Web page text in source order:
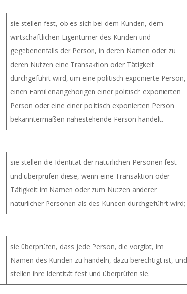
sie stellen fest, ob es sich bei dem Kunden, dem
wirtschaftlichen Eigentümer des Kunden und
gegebenenfalls der Person, in deren Namen oder zu
deren Nutzen eine Transaktion oder Tätigkeit
durchgeführt wird, um eine politisch exponierte Person,
einen Familienangehörigen einer politisch exponierten
Person oder eine einer politisch exponierten Person
bekanntermaßen nahestehende Person handelt.
sie stellen die Identität der natürlichen Personen fest
und überprüfen diese, wenn eine Transaktion oder
Tätigkeit im Namen oder zum Nutzen anderer
natürlicher Personen als des Kunden durchgeführt wird;
sie überprüfen, dass jede Person, die vorgibt, im
Namen des Kunden zu handeln, dazu berechtigt ist, und
stellen ihre Identität fest und überprüfen sie.